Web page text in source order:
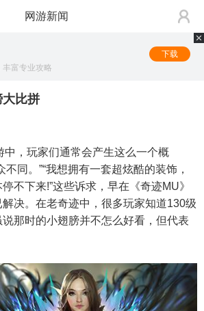
网游新闻
富专业攻略
下载
比拼
，玩家们通常会产生这么一个概
不同。”“我想拥有一套超炫酷的装饰，
不下来!”这些诉求，早在《奇迹MU》
决。在老奇迹中，很多玩家知道130级
那时的小翅膀并不怎么好看，但代表